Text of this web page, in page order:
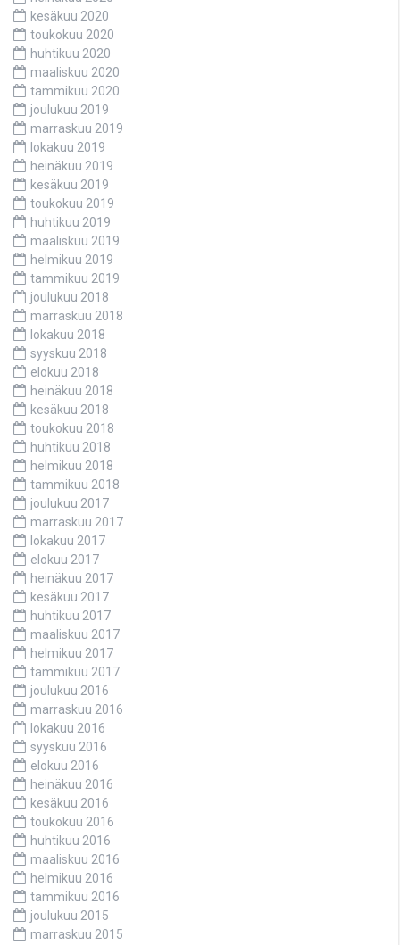
kesäkuu 2020
toukokuu 2020
huhtikuu 2020
maaliskuu 2020
tammikuu 2020
joulukuu 2019
marraskuu 2019
lokakuu 2019
heinäkuu 2019
kesäkuu 2019
toukokuu 2019
huhtikuu 2019
maaliskuu 2019
helmikuu 2019
tammikuu 2019
joulukuu 2018
marraskuu 2018
lokakuu 2018
syyskuu 2018
elokuu 2018
heinäkuu 2018
kesäkuu 2018
toukokuu 2018
huhtikuu 2018
helmikuu 2018
tammikuu 2018
joulukuu 2017
marraskuu 2017
lokakuu 2017
elokuu 2017
heinäkuu 2017
kesäkuu 2017
huhtikuu 2017
maaliskuu 2017
helmikuu 2017
tammikuu 2017
joulukuu 2016
marraskuu 2016
lokakuu 2016
syyskuu 2016
elokuu 2016
heinäkuu 2016
kesäkuu 2016
toukokuu 2016
huhtikuu 2016
maaliskuu 2016
helmikuu 2016
tammikuu 2016
joulukuu 2015
marraskuu 2015